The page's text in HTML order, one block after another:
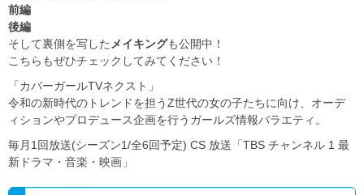
前編
後編
そして裏側を写した メイキングも公開中！
こちらもぜひチェックしてみてください！
「カバーガールTVネクスト」
令和の新時代のトレンドを担うZ世代の女の子たちに向け、オーデ
ィションやプロデュース企画を行うガールズ情報バラエティ。
毎月1回放送(シーズン1/全6回予定) CS 放送「TBS チャンネル 1 最
新ドラマ・音楽・映画」